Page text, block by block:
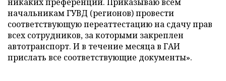
начальникам ГУВД (регионов) провести
соответствующую переаттестацию на сдачу прав
всех сотрудников, за которыми закреплен
автотранспорт. И в течение месяца в ГАИ
прислать все соответствующие документы».